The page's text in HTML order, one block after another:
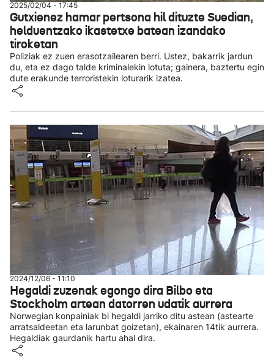
2025/02/04 - 17:45
Gutxienez hamar pertsona hil dituzte Suedian,
helduentzako ikastetxe batean izandako
tiroketan
Poliziak ez zuen erasotzailearen berri. Ustez, bakarrik jardun
du, eta ez dago talde kriminalekin lotuta; gainera, baztertu egin
dute erakunde terroristekin loturarik izatea.
2024/12/06 - 11:10
Hegaldi zuzenak egongo dira Bilbo eta
Stockholm artean datorren udatik aurrera
Norwegian konpainiak bi hegaldi jarriko ditu astean (astearte
arratsaldeetan eta larunbat goizetan), ekainaren 14tik aurrera.
Hegaldiak gaurdanik hartu ahal dira.